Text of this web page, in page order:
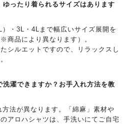
ゆったり着られるサイズはあります
・3L・4Lまで幅広いサイズ展開を
商品により異なります）。
シルエットですので、リラックスし
洗濯できますか？お手入れ方法を教
法が異なります。「綿麻」素材や
アロハシャツは、手洗いにてご自宅